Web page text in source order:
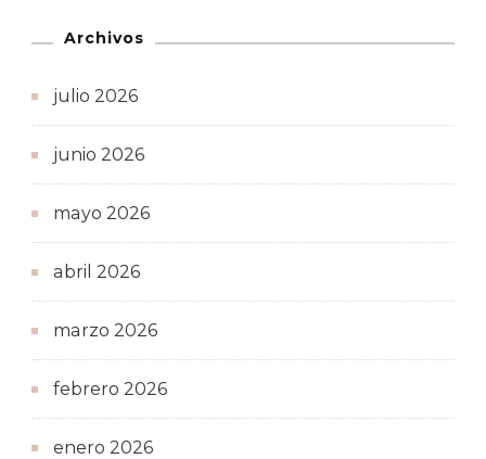
Archivos
julio 2026
junio 2026
mayo 2026
abril 2026
marzo 2026
febrero 2026
enero 2026